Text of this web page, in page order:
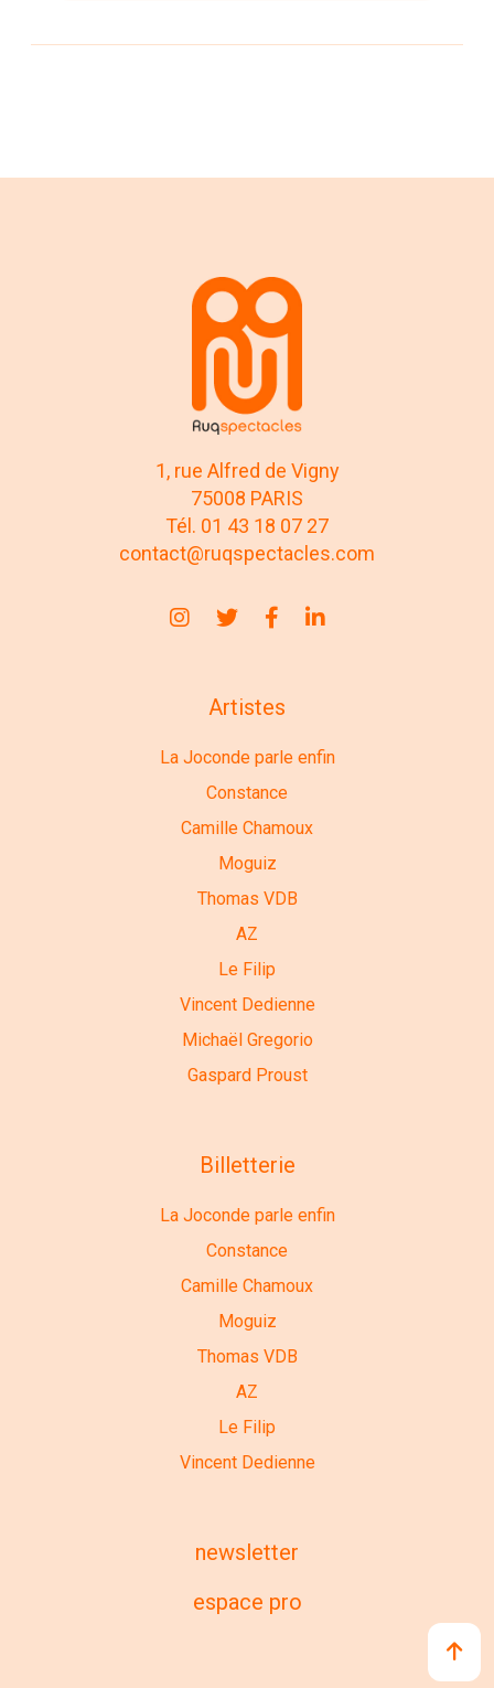
1, rue Alfred de Vigny
75008 PARIS
Tél. 01 43 18 07 27
contact@ruqspectacles.com
Artistes
La Joconde parle enfin
Constance
Camille Chamoux
Moguiz
Thomas VDB
AZ
Le Filip
Vincent Dedienne
Michaël Gregorio
Gaspard Proust
Billetterie
La Joconde parle enfin
Constance
Camille Chamoux
Moguiz
Thomas VDB
AZ
Le Filip
Vincent Dedienne
newsletter
espace pro